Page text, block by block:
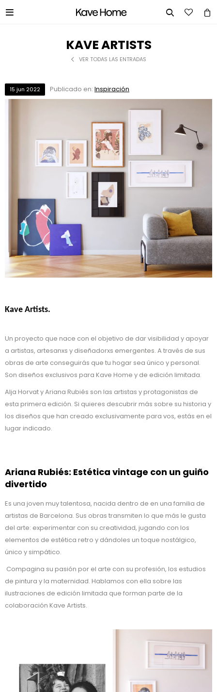
 
KAVE ARTISTS
VER TODAS LAS ENTRADAS
15 jun 2022 Publicado en: Inspiración
Kave Artists.
Un proyecto que nace con el objetivo de dar visibilidad y apoyar
a artistas, artesanxs y diseñadorxs emergentes. A través de sus
obras de arte conseguirás que tu hogar sea único y personal.
Son diseños exclusivos para Kave Home y de edición limitada.
Alja Horvat y Ariana Rubiés son las artistas y protagonistas de
esta primera edición. Si quieres descubrir más sobre su historia y
los diseños que han creado exclusivamente para vos, estás en el
lugar indicado.
Ariana Rubiés: Estética vintage con un guiño
divertido
Es una joven muy talentosa, nacida dentro de en una familia de
artistas de Barcelona. Sus obras transmiten lo que más le gusta
del arte: experimentar con su creatividad, jugando con los
elementos de estética retro y dándoles un toque nostálgico,
único y simpático.
Compagina su pasión por el arte con su profesión, los estudios
de pintura y la maternidad. Hablamos con ella sobre las
ilustraciones de edición limitada que forman parte de la
colaboración Kave Artists.